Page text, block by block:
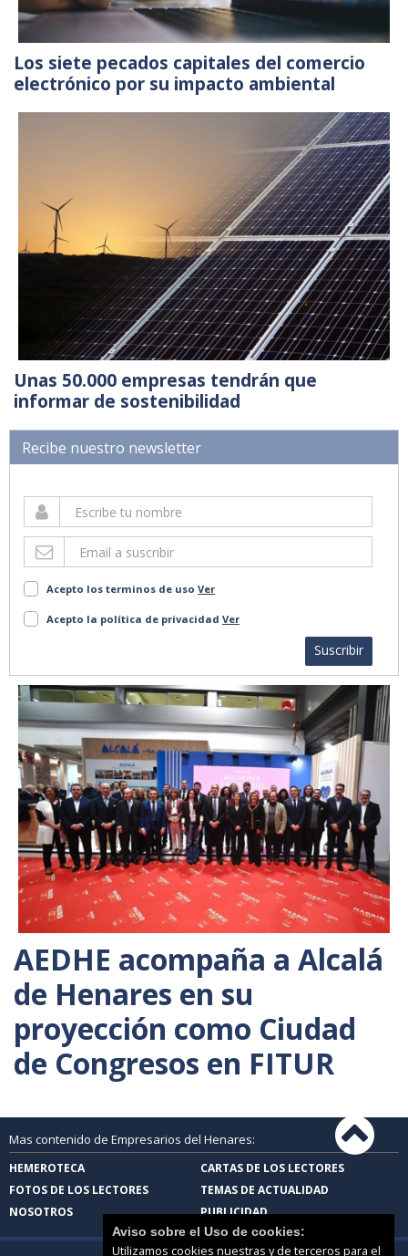
Los siete pecados capitales del comercio
electrónico por su impacto ambiental
Unas 50.000 empresas tendrán que
informar de sostenibilidad
Recibe nuestro newsletter
Acepto los terminos de uso Ver
Acepto la política de privacidad Ver
Suscribir
AEDHE acompaña a Alcalá
de Henares en su
proyección como Ciudad
de Congresos en FITUR
Mas contenido de Empresarios del Henares:
HEMEROTECA
CARTAS DE LOS LECTORES
FOTOS DE LOS LECTORES
TEMAS DE ACTUALIDAD
NOSOTROS
PUBLICIDAD
Aviso sobre el Uso de cookies:
Utilizamos cookies nuestras y de terceros para el